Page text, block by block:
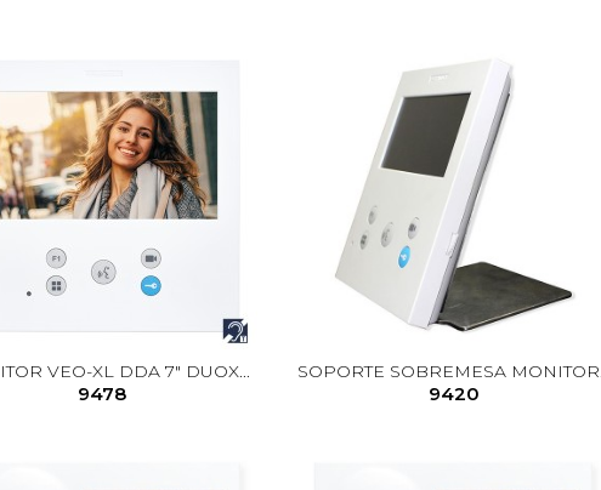
VEO-XL DDA 7" DUOX...
9478
SOPORTE SOBREMESA MONITOR...
9420